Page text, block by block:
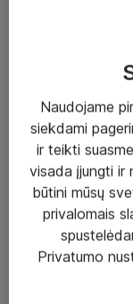
Paslaugos
Sprendimai
Įgyvendinti
Atea ekspertų
Naudojame
siekdami
ir teikti
visada įjungti ir
būtini mūsų
privalomais
Privatumo